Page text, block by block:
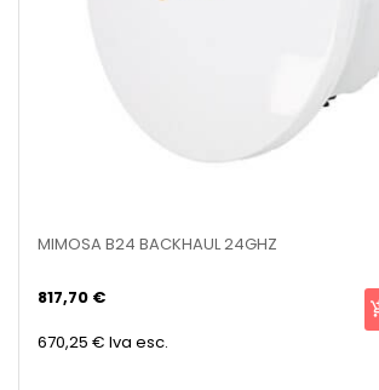
MIMOSA B24 BACKHAUL 24GHZ
817,70 €
670,25 € Iva esc.